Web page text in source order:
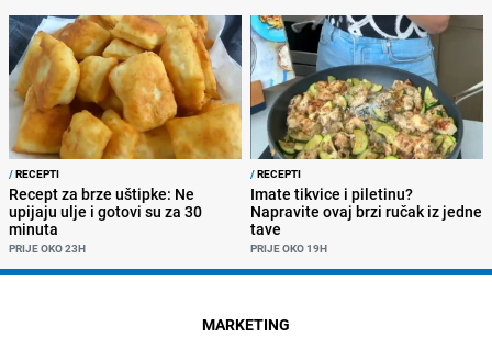
/RECEPTI
Recept za brze uštipke: Ne
upijaju ulje i gotovi su za 30
minuta
PRIJE OKO 23H
/RECEPTI
Imate tikvice i piletinu?
Napravite ovaj brzi ručak iz jedne
tave
PRIJE OKO 19H
MARKETING